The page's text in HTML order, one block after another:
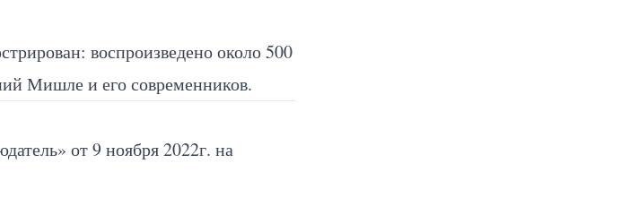
воспроизведено около 500
Мишле и его современников.
от 9 ноября 2022г. на